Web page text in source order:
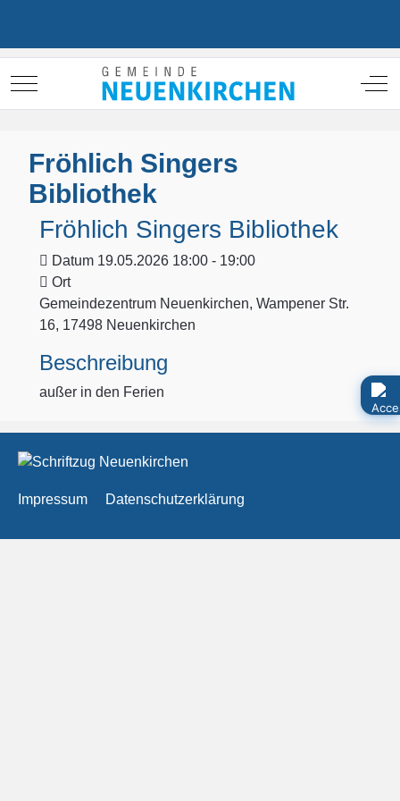
Mobile Menu Toggle Off-
Fröhlich Singers
Bibliothek
Fröhlich Singers Bibliothek
Datum 19.05.2026 18:00 - 19:00
Ort
Gemeindezentrum Neuenkirchen, Wampener Str.
16, 17498 Neuenkirchen
Beschreibung
außer in den Ferien
Impressum Datenschutzerklärung